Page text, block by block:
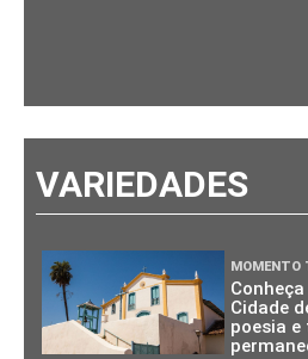
VARIEDADES
MOMENTO
Cidade
poesia